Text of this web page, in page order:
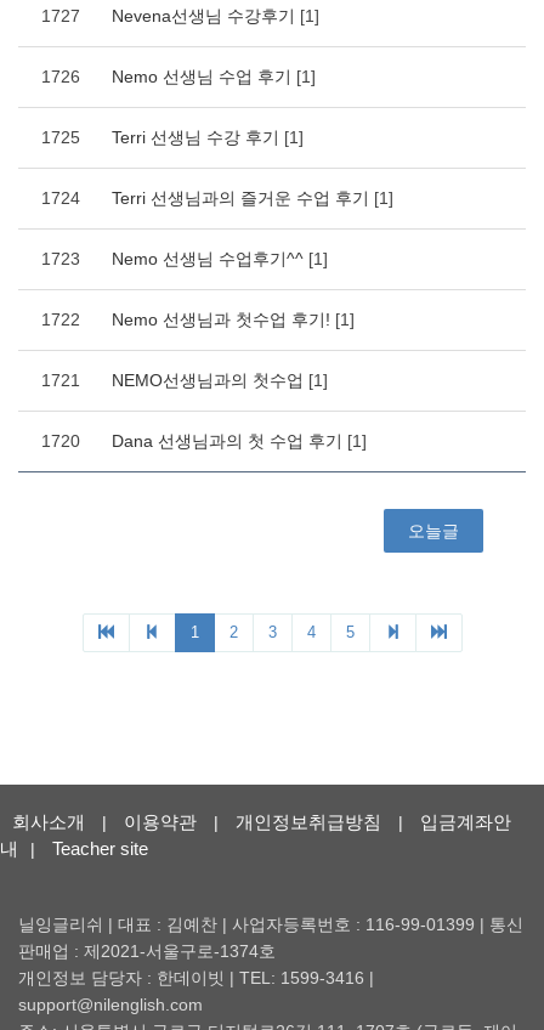
회사소개 | 이용약관 | 개인정보취급방침 |
입금계좌안
내
| Teacher site
닐잉글리쉬 | 대표 : 김예찬 | 사업자등록번호 : 116-99-01399 | 통신
판매업 : 제2021-서울구로-1374호
개인정보 담당자 : 한데이빗 | TEL: 1599-3416 |
support@nilenglish.com